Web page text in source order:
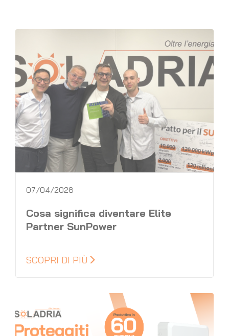
07/04/2026
Cosa significa diventare Elite
Partner SunPower
SCOPRI DI PIÙ